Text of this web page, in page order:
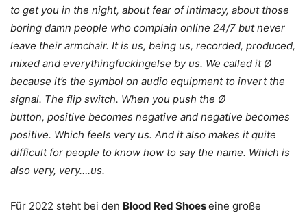
to get you in the night, about fear of intimacy, about those
boring damn people who complain online 24/7 but never
leave their armchair. It is us, being us, recorded, produced,
mixed and everythingfuckingelse by us. We called it Ø
because it’s the symbol on audio equipment to invert the
signal. The flip switch. When you push the Ø
button, positive becomes negative and negative becomes
positive. Which feels very us. And it also makes it quite
difficult for people to know how to say the name. Which is
also very, very….us.
Für 2022 steht bei den Blood Red Shoeseine große